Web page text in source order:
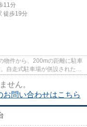
11分
徒歩19分
物件から、200mの距離に駐車
自走式駐車場が併設された物
せん。
問い合わせはこちら